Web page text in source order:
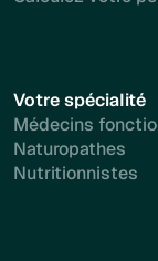
Votre spécialité
Médecins
Naturopathes
Nutritionnistes